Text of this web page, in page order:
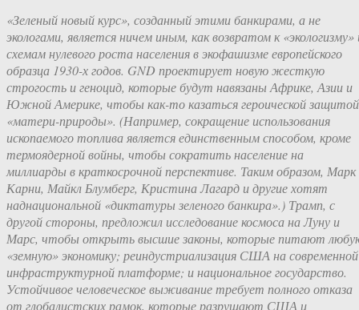
«Зеленый новый курс», созданный этими банкирами, а не
экологами, является ничем иным, как возвратом к «экологизму»
схемам нулевого роста населения в экофашизме европейского
образца 1930-х годов. GND проектирует новую жесткую
строгость и геноцид, которые будут навязаны Африке, Азии и
Южной Америке, чтобы как-то казаться героической защитой
«матери-природы». (Например, сокращение использования
ископаемого топлива является единственным способом, кроме
термоядерной войны, чтобы сократить население на
миллиарды в краткосрочной перспективе. Таким образом, Марк
Карни, Майкл Блумберг, Кристина Лагард и другие хотят
наднациональной «диктатуры зеленого банкира».) Трамп, с
другой стороны, предложил исследование космоса на Луну и
Марс, чтобы открыть высшие законы, которые питают
«земную» экономику; реиндустриализация США на современной
инфраструктурной платформе; и национальное государство.
Устойчивое человеческое выживание требует полного отказа
от глобалистских рамок, которые разрушают США и